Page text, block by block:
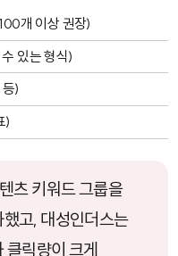
개 이상 권장)
있는 형식)
)
)
츠 키워드 그룹을
고, 대성인더스는
릭량이 크게